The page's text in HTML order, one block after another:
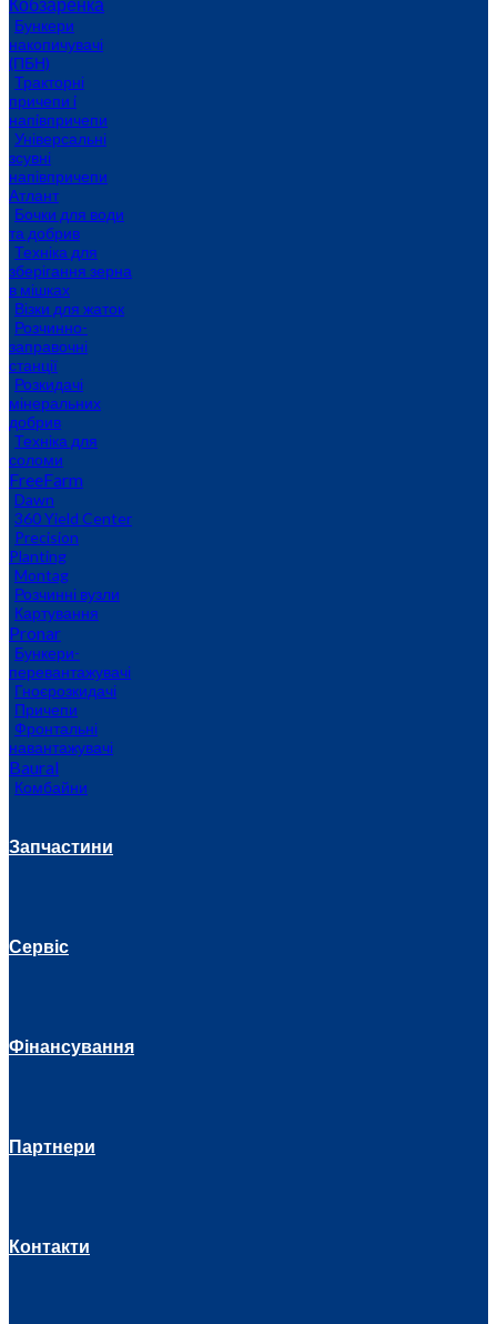
Бункери
накопичувачі
(ПБН)
Тракторні
причепи i
напiвпричепи
Універсальні
зсувні
напівпричепи
Атлант
Бочки для води
та добрив
Техніка для
зберігання зерна
в мішках
Візки для жаток
Розчинно-
заправочні
станції
Розкидачі
мінеральних
добрив
Техніка для
соломи
FreeFarm
Dawn
360 Yield Center
Precision
Planting
Montag
Розчинні вузли
Картування
Pronar
Бункери-
перевантажувачі
Гноєрозкидачі
Причепи
Фронтальні
навантажувачі
Baural
Комбайни
Запчастини
Сервіс
Фінансування
Партнери
Контакти